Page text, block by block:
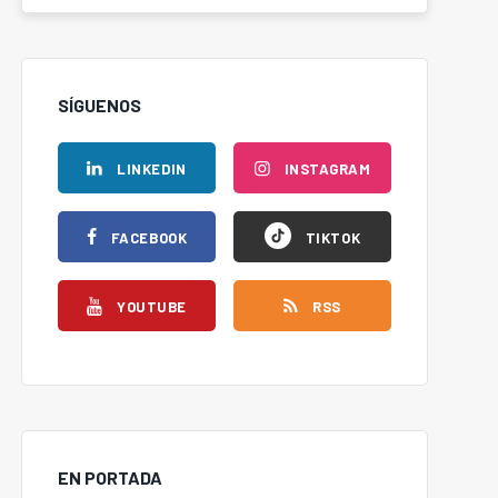
SÍGUENOS
LINKEDIN
FACEBOOK
YOUTUBE
INSTAGRAM
TIKTOK
RSS
EN PORTADA